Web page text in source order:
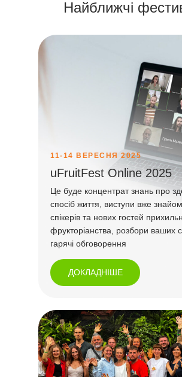
Найближчі
11-14 ВЕРЕСНЯ 2025
uFruitFest Online 2025
Це буде концентрат знань про
спосіб життя, виступи вже
спікерів та нових гостей
фрукторіанства, розбори ваших
гарячі обговорення
ДОКЛАДНІШЕ